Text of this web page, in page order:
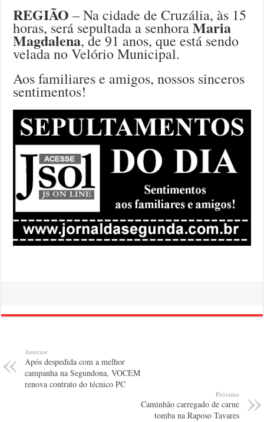
REGIÃO – Na cidade de Cruzália, às 15
horas, será sepultada a senhoraMaria
Magdalena, de 91 anos, que está sendo
velada no Velório Municipal.
Aos familiares e amigos, nossos sinceros
sentimentos!
Anterior
Após despedida com a melhor
campanha na Segundona, VOCEM
renova contrato do técnico PC
Próximo
Caminhão carregado de carne
tomba na Raposo Tavares